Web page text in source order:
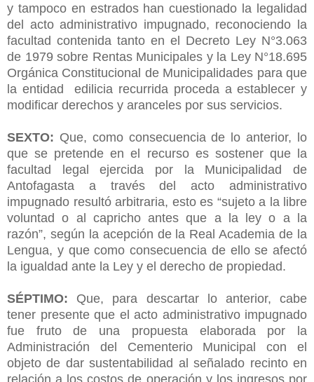
y tampoco en estrados han cuestionado la legalidad
del acto administrativo impugnado, reconociendo la
facultad contenida tanto en el Decreto Ley N°3.063
de 1979 sobre Rentas Municipales y la Ley N°18.695
Orgánica Constitucional de Municipalidades para que
la entidad edilicia recurrida proceda a establecer y
modificar derechos y aranceles por sus servicios.
SEXTO: Que, como consecuencia de lo anterior, lo
que se pretende en el recurso es sostener que la
facultad legal ejercida por la Municipalidad de
Antofagasta a través del acto administrativo
impugnado resultó arbitraria, esto es “sujeto a la libre
voluntad o al capricho antes que a la ley o a la
razón”, según la acepción de la Real Academia de la
Lengua, y que como consecuencia de ello se afectó
la igualdad ante la Ley y el derecho de propiedad.
SÉPTIMO: Que, para descartar lo anterior, cabe
tener presente que el acto administrativo impugnado
fue fruto de una propuesta elaborada por la
Administración del Cementerio Municipal con el
objeto de dar sustentabilidad al señalado recinto en
relación a los costos de operación y los ingresos por